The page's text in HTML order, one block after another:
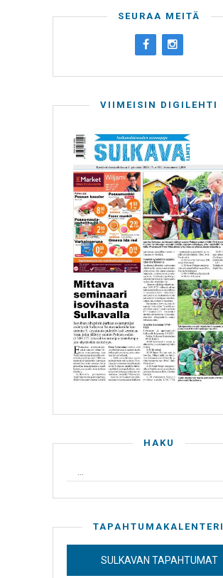
SEURAA MEITÄ
VIIMEISIN DIGILEHTI
HAKU
TAPAHTUMAKALENTERI
SULKAVAN TAPAHTUMAT